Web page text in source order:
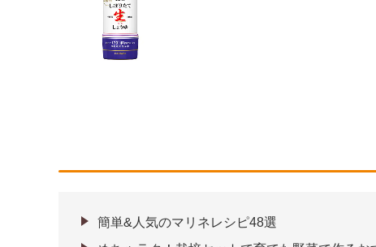
簡単&人気のマリネレシピ48選